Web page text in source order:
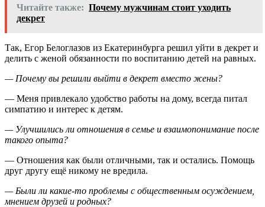
Читайте также: Почему мужчинам стоит уходить
декрет
Так, Егор Белоглазов из Екатеринбурга решил уйти в декрет и
делить с женой обязанности по воспитанию детей на равных.
— Почему вы решили выйти в декрет вместо жены?
— Меня привлекало удобство работы на дому, всегда питал
симпатию и интерес к детям.
— Улучшились ли отношения в семье и взаимопонимание после
такого опыта?
— Отношения как были отличными, так и остались. Помощь
друг другу ещё никому не вредила.
— Были ли какие-то проблемы с общественным осуждением,
мнением друзей и родных?